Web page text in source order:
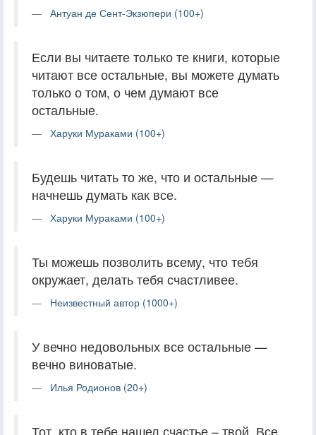
Антуан де Сент-Экзюпери (100+)
Если вы читаете только те книги, которые
читают все остальные, вы можете думать
только о том, о чем думают все
остальные.
Харуки Мураками (100+)
Будешь читать то же, что и остальные —
начнешь думать как все.
Харуки Мураками (100+)
Ты можешь позволить всему, что тебя
окружает, делать тебя счастливее.
Неизвестный автор (1000+)
У вечно недовольных все остальные —
вечно виноватые.
Илья Родионов (20+)
Тот, кто в тебе нашел счастье – твой. Все